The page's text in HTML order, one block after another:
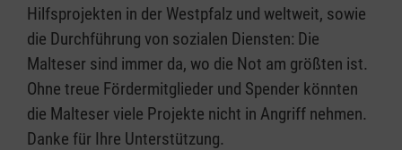
Hilfsprojekten in der Westpfalz und weltweit, sowie
die Durchführung von sozialen Diensten: Die
Malteser sind immer da, wo die Not am größten ist.
Ohne treue Fördermitglieder und Spender könnten
die Malteser viele Projekte nicht in Angriff nehmen.
Danke für Ihre Unterstützung.